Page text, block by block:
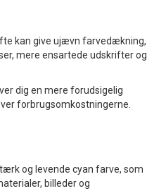
kan give ujævn farvedækning,
mere ensartede udskrifter og
dig en mere forudsigelig
forbrugsomkostningerne.
og levende cyan farve, som
billeder og